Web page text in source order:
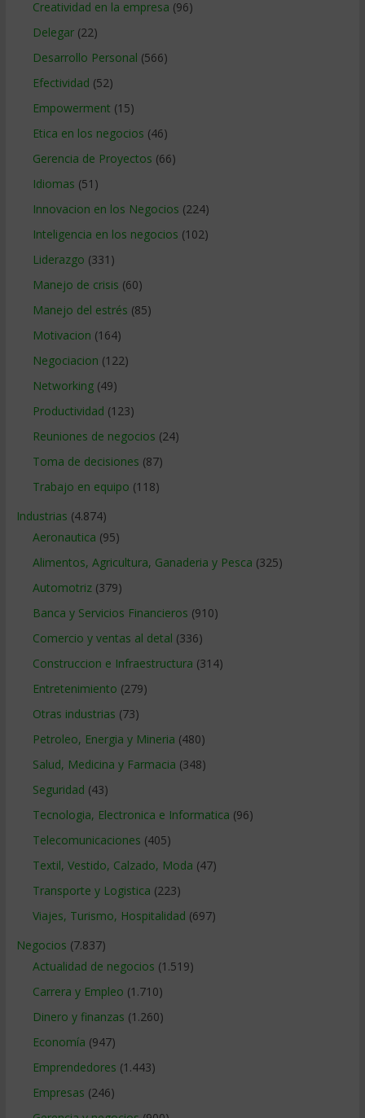
Creatividad en la empresa (96)
Delegar(22)
Desarrollo Personal (566)
Efectividad (52)
Empowerment (15)
Etica en los negocios (46)
Gerencia de Proyectos (66)
Idiomas (51)
Innovacion en los Negocios (224)
Inteligencia en los negocios (102)
Liderazgo (331)
Manejo de crisis (60)
Manejo del estrés (85)
Motivacion (164)
Negociacion (122)
Networking(49)
Productividad (123)
Reuniones de negocios (24)
Toma de decisiones (87)
Trabajo en equipo (118)
Industrias (4.874)
Aeronautica (95)
Alimentos, Agricultura, Ganaderia y Pesca (325)
Automotriz(379)
Banca y Servicios Financieros (910)
Comercio y ventas al detal (336)
Construccion e Infraestructura (314)
Entretenimiento (279)
Otras industrias (73)
Petroleo, Energia y Mineria (480)
Salud, Medicina y Farmacia (348)
Seguridad (43)
Tecnologia, Electronica e Informatica (96)
Telecomunicaciones (405)
Textil, Vestido, Calzado, Moda (47)
Transporte y Logistica (223)
Viajes, Turismo, Hospitalidad (697)
Negocios (7.837)
Actualidad de negocios (1.519)
Carrera y Empleo (1.710)
Dinero y finanzas (1.260)
Economía (947)
Emprendedores (1.443)
Empresas (246)